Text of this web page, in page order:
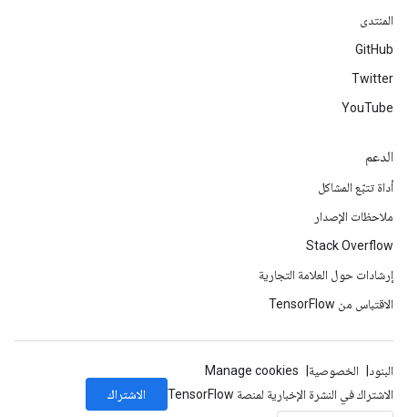
المنتدى
GitHub
Twitter
YouTube
الدعم
أداة تتبّع المشاكل
ملاحظات الإصدار
Stack Overflow
إرشادات حول العلامة التجارية
الاقتباس من TensorFlow
البنود الخصوصية
Manage cookies
الاشتراك في النشرة الإخبارية لمنصة TensorFlow
الاشتراك